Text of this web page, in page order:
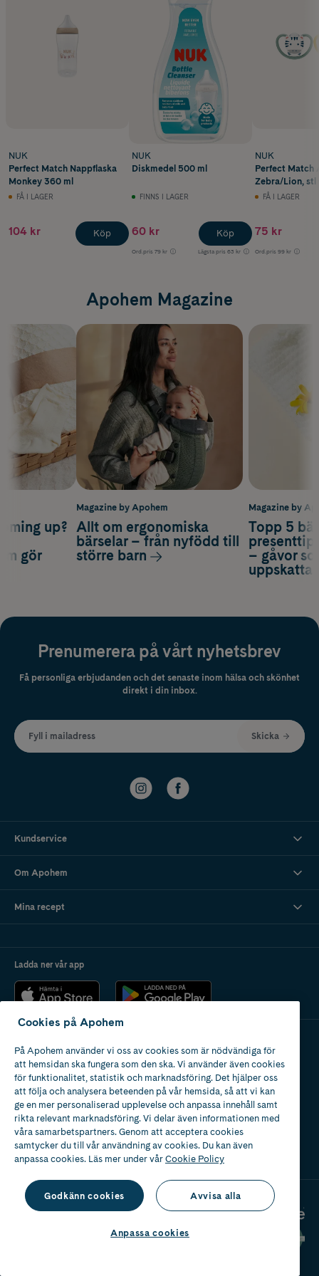
NUK
Perfect Match Nappflaska
Monkey 360 ml
FÅ I LAGER
104 kr Köp
NUK
Diskmedel 500 ml
FINNS I LAGER
60 kr
Ord.pris 79 kr Lägsta pris 63 kr
Köp
NUK
Perfect Match
Zebra/Lion, stl
2 stFÅ I LAGER
75 kr
Ord.pris 99 kr
Apohem Magazine
Magazine by
Topp 5
– gåvor
up?
gör
Magazine by Apohem
Allt om ergonomiska
bärselar – från nyfödd till
större barn
Prenumerera på vårt nyhetsbrev
Få personliga erbjudanden och det senaste inom hälsa och skönhet
direkt i din inbox.
Fyll i mailadress Skicka
Kundservice
Om Apohem
Mina recept
Ladda ner vår app
Apotek med tillstånd
av Läkemedelsverket
Cookies på Apohem
På Apohem använder vi oss av cookies som är nödvändiga för
att hemsidan ska fungera som den ska. Vi använder även cookies
för funktionalitet, statistik och marknadsföring. Det hjälper oss
att följa och analysera beteenden på vår hemsida, så att vi kan
ge en mer personaliserad upplevelse och anpassa innehåll samt
rikta relevant marknadsföring. Vi delar även informationen med
våra samarbetspartners. Genom att acceptera cookies
samtycker du till vår användning av cookies. Du kan även
anpassa cookies. Läs mer under vårCookie Policy
Godkänn cookies Avvisa alla
Anpassa cookies